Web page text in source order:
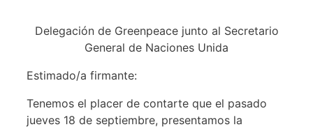
Delegación de Greenpeace junto al Secretario
General de Naciones Unida
Estimado/a firmante:
Tenemos el placer de contarte que el pasado
jueves 18 de septiembre, presentamos la